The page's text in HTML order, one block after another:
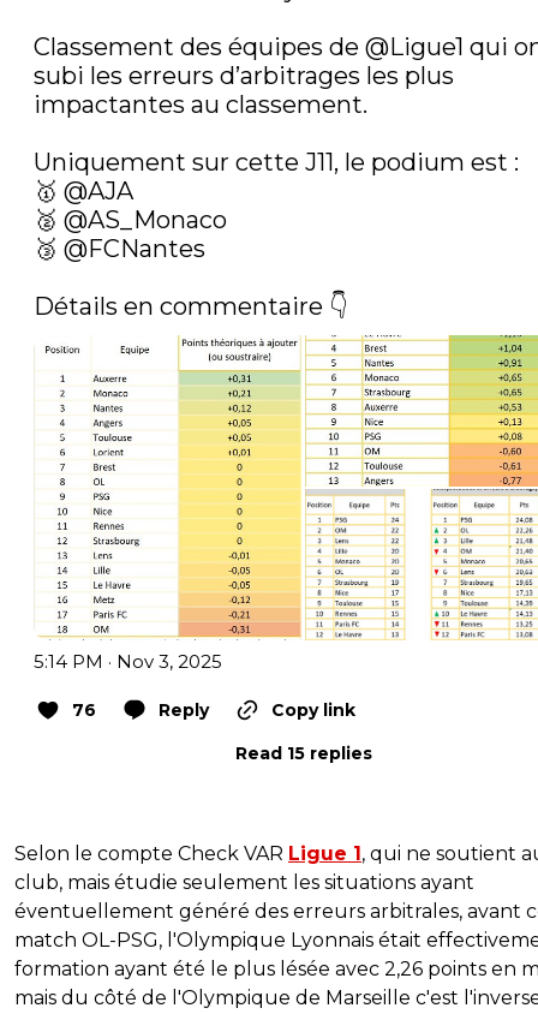
Classement des équipes de @Ligue1 qui
subi les erreurs d’arbitrages les plus
impactantes au classement.
Uniquement sur cette J11, le podium est :
🥇 @AJA
🥈 @AS_Monaco
🥉 @FCNantes
Détails en commentaire 👇
5:14 PM · Nov 3, 2025
76 Reply
Copy link
Read 15 replies
Selon le compte Check VAR Ligue 1 , qui ne soutient
club, mais étudie seulement les situations ayant
éventuellement généré des erreurs arbitrales, avant
match OL-PSG, l'Olympique Lyonnais était
formation ayant été le plus lésée avec 2,26 points en
mais du côté de l'Olympique de Marseille c'est